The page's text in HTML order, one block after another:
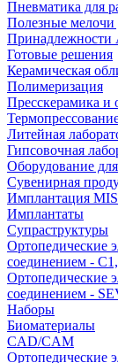
Пневматика для
Полезные мелочи
Готовые решения
Керамическая
Полимеризация
Пресскерамика и
Литейная
Гипсовочная
Оборудование
Сувенирная
Имплантация MIS
Имплантаты
Супраструктуры
Ортопедические
соединением -
Ортопедические
соединением -
Наборы
Биоматериалы
CAD/CAM
Ортопедические